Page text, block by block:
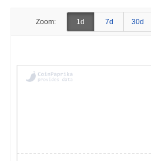
Zoom: 1d 7d 30d